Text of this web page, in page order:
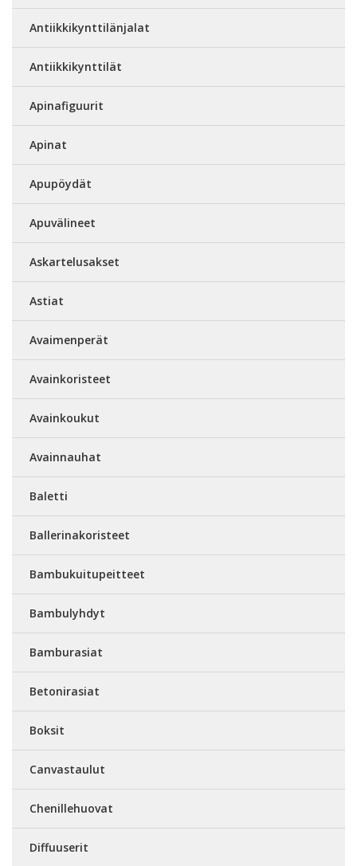
Antiikkikynttilänjalat
Antiikkikynttilät
Apinafiguurit
Apinat
Apupöydät
Apuvälineet
Askartelusakset
Astiat
Avaimenperät
Avainkoristeet
Avainkoukut
Avainnauhat
Baletti
Ballerinakoristeet
Bambukuitupeitteet
Bambulyhdyt
Bamburasiat
Betonirasiat
Boksit
Canvastaulut
Chenillehuovat
Diffuuserit